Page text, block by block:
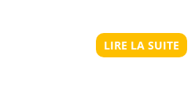
LIRE LA SUITE